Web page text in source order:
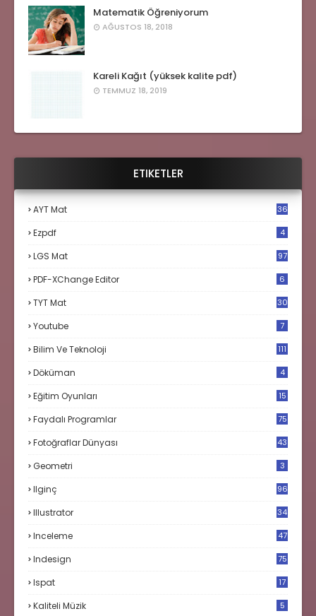
Matematik Öğreniyorum
AĞUSTOS 18, 2018
Kareli Kağıt (yüksek kalite pdf)
TEMMUZ 18, 2019
ETIKETLER
AYT Mat 36
Ezpdf 4
LGS Mat 97
PDF-XChange Editor 6
TYT Mat 30
Youtube 7
Bilim Ve Teknoloji 111
Döküman 4
Eğitim Oyunları 15
Faydalı Programlar 75
Fotoğraflar Dünyası 43
Geometri 3
Ilginç 96
Illustrator 34
Inceleme 47
Indesign 75
Ispat
17
Kaliteli Müzik 5